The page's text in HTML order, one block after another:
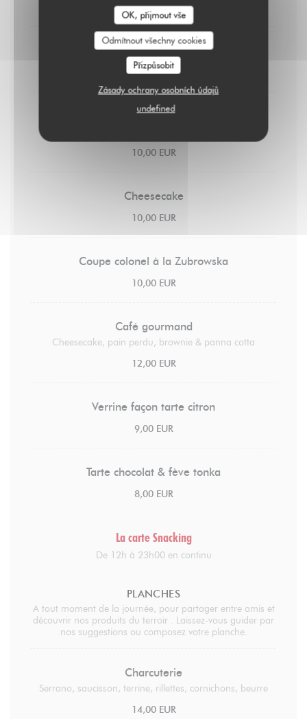
OK, přijmout vše
Odmítnout všechny cookies
Přizpůsobit
Zásady ochrany osobních údajů
undefined
8,00 EUR
Crème brûlée
9,00 EUR
Pain perdu
10,00 EUR
Cheesecake
10,00 EUR
Coupe colonel à la Zubrowska
10,00 EUR
Café gourmand
Cheesecake, pain perdu, brownie & panna cotta
12,00 EUR
Verrine façon tarte citron
9,00 EUR
Tarte chocolat & fève tonka
8,00 EUR
La carte Snacking
De 12h à 23h00 en continu
PLANCHES
A tout moment de la journée, pour partager entre amis et
découvrir nos produits du terroir . Laissez-vous guider par
nos suggestions ou composez votre planche.
Charcuterie
Serrano, saucisson, terrine, rillettes, cornichons, beurre
14,00 EUR